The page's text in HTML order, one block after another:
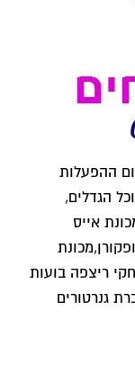
ההפעלות
הגדלים,
אייס
ריצפה בועות
גנרטורים